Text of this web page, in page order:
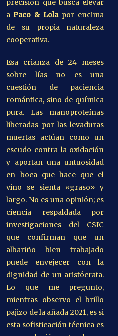
precisión que busca elevar
aPaco & Lolapor encima
de su propia naturaleza
cooperativa.
Esa crianza de 24 meses
sobre lías no es una
cuestión de paciencia
romántica, sino de química
pura. Las manoproteínas
liberadas por las levaduras
muertas actúan como un
escudo contra la oxidación
y aportan una untuosidad
en boca que hace que el
vino se sienta «graso» y
largo. No es una opinión; es
ciencia respaldada por
investigaciones del CSIC
que confirman que un
albariño bien trabajado
puede envejecer con la
dignidad de un aristócrata.
Lo que me pregunto,
mientras observo el brillo
pajizo de la añada 2021, es si
esta sofisticación técnica es